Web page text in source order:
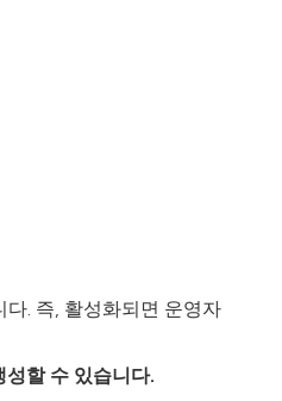
. 즉, 활성화되면 운영자
할 수 있습니다.